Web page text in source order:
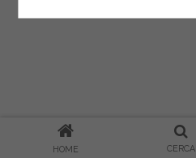
HOME CERCA